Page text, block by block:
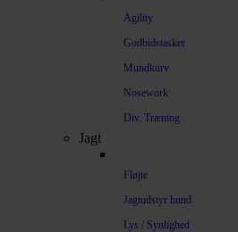
Agility
Godbidstasker
Mundkurv
Nosework
Div. Træning
Jagt
Fløjte
Jagtudstyr hund
Lys / Synlighed